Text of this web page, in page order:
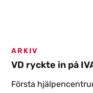
ARKIV
VD ryckte in på
Första